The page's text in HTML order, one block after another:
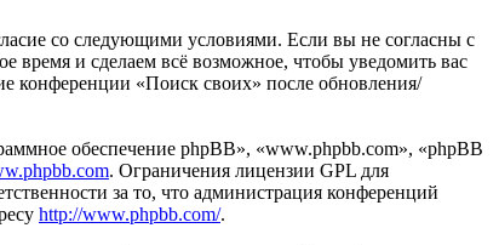
со следующими условиями. Если вы не согласны с
время и сделаем всё возможное, чтобы уведомить вас
конференции «Поиск своих» после обновления/
обеспечение phpBB», «www.phpbb.com», «phpBB
. Ограничения лицензии GPL для
за то, что администрация конференций
http://www.phpbb.com/.